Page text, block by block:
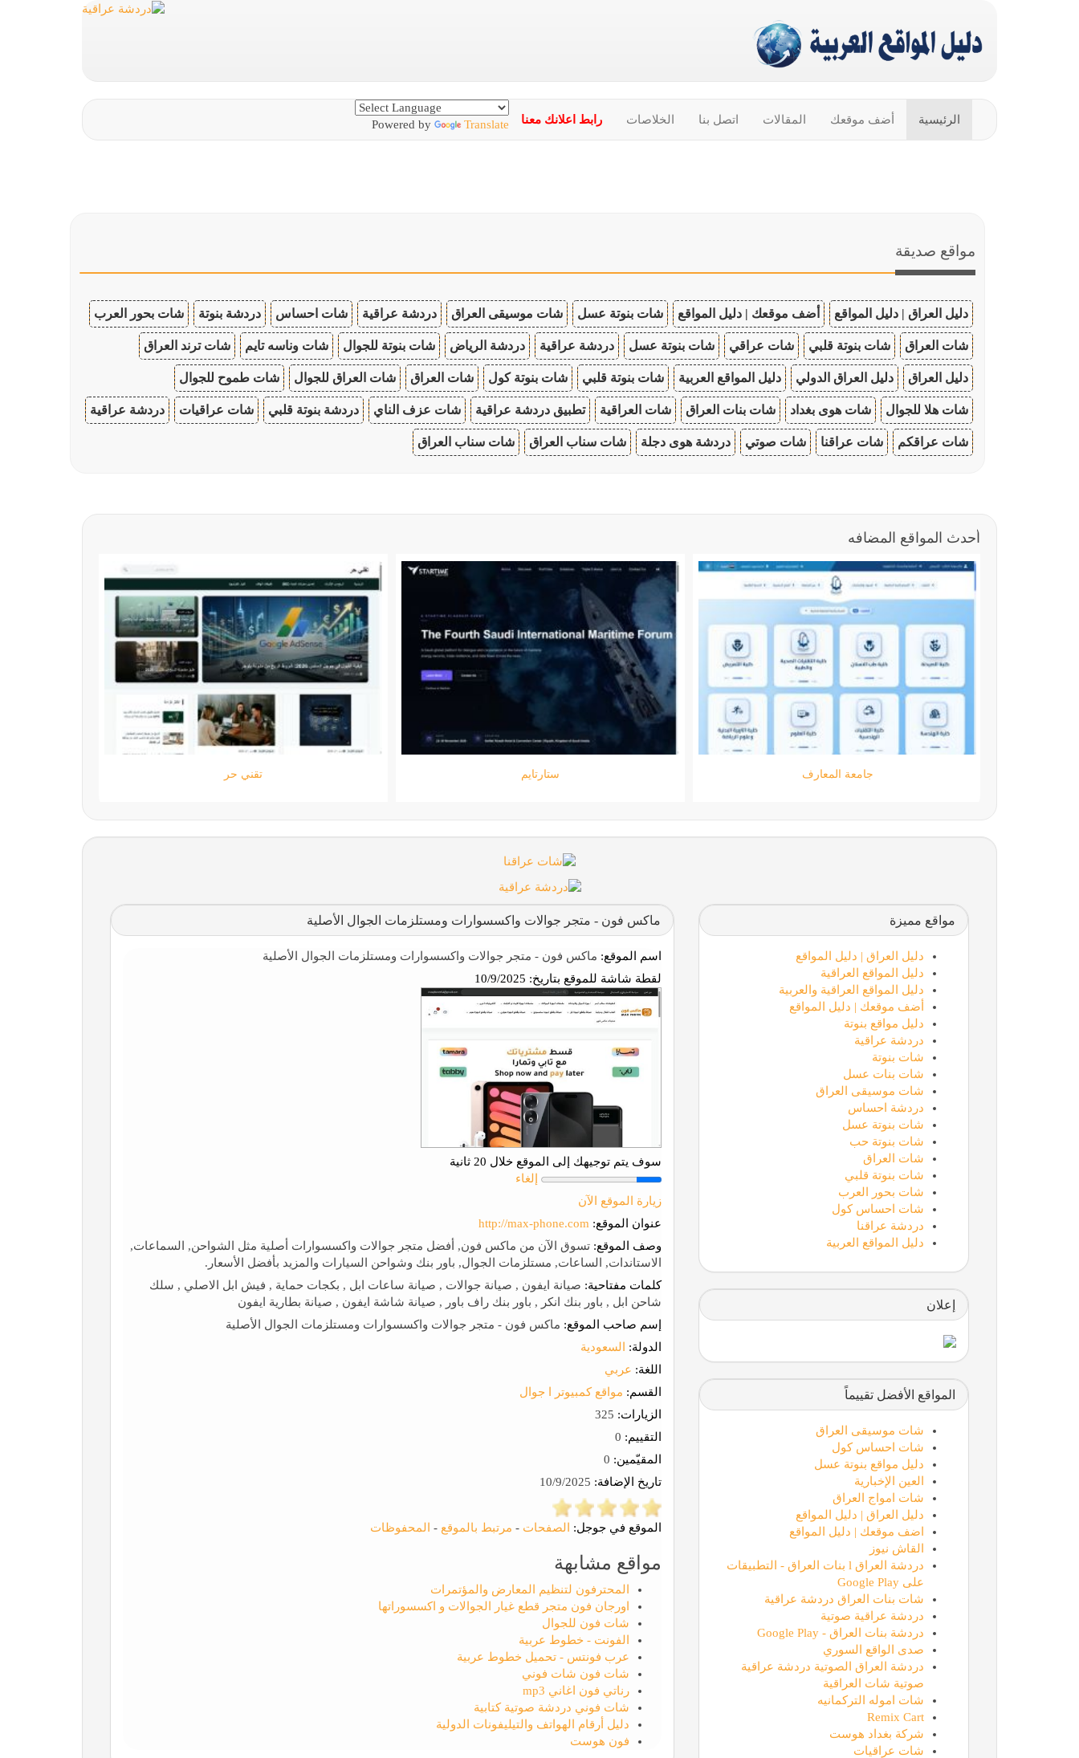
الرئيسية أضف موقعك المقالات اتصل بنا الخلاصات رابط اعلانك معنا Powered by Translate
مواقع صديقة
دليل العراق | دليل المواقع أضف موقعك | دليل المواقع شات بنوتة عسل شات موسيقى العراق دردشة عراقية شات احساس دردشة بنوتة شات بحور العرب
شات العراق شات بنوتة قلبي شات عراقي شات بنوتة عسل دردشة عراقية دردشة الرياض شات بنوتة للجوال شات وناسه تايم شات ترند العراق
دليل العراق دليل العراق الدولي دليل المواقع العربية شات بنوتة قلبي شات بنوتة كول شات العراق شات العراق للجوال شات طموح للجوال
شات هلا للجوال شات هوى بغداد شات بنات العراق شات العراقية تطبيق دردشة عراقية شات عزف الناي دردشة بنوتة قلبي شات عراقيات دردشة عراقية
شات عراقكم شات عراقنا شات صوتي دردشة هوى دجلة شات سناب العراق شات سناب العراق
أحدث المواقع المضافه
ستارتايم جامعة المعارف مؤسسة كود الحضارة
ماكس فون - متجر جوالات واكسسوارات ومستلزمات الجوال الأصلية
اسم الموقع: ماكس فون - متجر جوالات واكسسوارات ومستلزمات الجوال الأصلية
لقطة شاشة للموقع بتاريخ:
سوف يتم توجيهك إلى الموقع خلال 20 ثانية
إلغاء
زيارة الموقع الآن
عنوان الموقع: http://max-phone.com
وصف الموقع: تسوق الآن من ماكس فون, أفضل متجر جوالات واكسسوارات أصلية مثل الشواحن, السماعات,
الاستاندات, الساعات, مستلزمات الجوال, باور بنك وشواحن السيارات والمزيد بأفضل الأسعار.
كلمات مفتاحية: صيانة ايفون , صيانة جوالات , صيانة ساعات ابل , بكجات حماية , فيش ابل الاصلي , سلك
شاحن ابل , باور بنك انكر , باور بنك راف باور , صيانة شاشة ايفون , صيانة بطارية ايفون
إسم صاحب الموقع: ماكس فون - متجر جوالات واكسسوارات ومستلزمات الجوال الأصلية
الدولة:
السعودية
اللغة: عربي
القسم: مواقع كمبيوتر ا جوال
الزيارات:
التقييم:
المقيّمين:
تاريخ الإضافة:
الموقع في جوجل: الصفحات - مرتبط بالموقع - المحفوظات
مواقع مشابهة
المحترفون لتنظيم المعارض والمؤتمرات
اورجان فون متجر قطع غيار الجوالات و اكسسوراتها
شات فون للجوال
الفونت - خطوط عربية
عرب فونتس - تحميل خطوط عربية
شات فون شات فوني
رناتي فون اغاني mp3
شات فوني دردشة صوتية كتابية
دليل أرقام الهواتف والتيليفونات الدولية
فون هوست
مواقع مميزة
دليل العراق | دليل المواقع
دليل المواقع العراقية
دليل المواقع العراقية والعربية
أضف موقعك | دليل المواقع
دليل مواقع بنوتة
دردشة عراقية
شات بنوتة
شات بنات عسل
شات موسيقى العراق
دردشة احساس
شات بنوتة عسل
شات بنوتة حب
شات العراق
شات بنوتة قلبي
شات بحور العرب
شات احساس كول
دردشة عراقنا
دليل المواقع العربية
إعلان
المواقع الأفضل تقييماً
شات موسيقى العراق
شات احساس كول
دليل مواقع بنوتة عسل
العين الإخبارية
شات امواج العراق
دليل العراق | دليل المواقع
اضف موقعك | دليل المواقع
القاش نيوز
دردشة العراق l بنات العراق - التطبيقات
على Google Play
شات بنات العراق دردشة عراقية
دردشة عراقية صوتية
دردشة بنات العراق - Google Play
صدى الواقع السوري
دردشة العراق الصوتية دردشة عراقية
صوتية شات العراقية
شات اموله التركمانيه
Remix Cart
شركة بغداد هوست
شات عراقيات